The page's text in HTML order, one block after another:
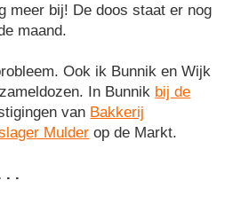
meer bij! De doos staat er nog
maand.
Ook ik Bunnik en Wijk
In Bunnik bij de
van Bakkerij
Mulder op de Markt.
. .